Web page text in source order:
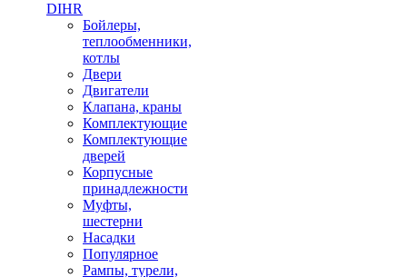
DIHR
Бойлеры,
теплообменники,
котлы
Двери
Двигатели
Клапана, краны
Комплектующие
Комплектующие
дверей
Корпусные
принадлежности
Муфты,
шестерни
Насадки
Популярное
Рампы, турели,